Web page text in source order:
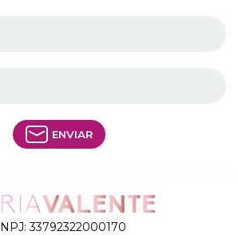
ENVIAR
33792322000170